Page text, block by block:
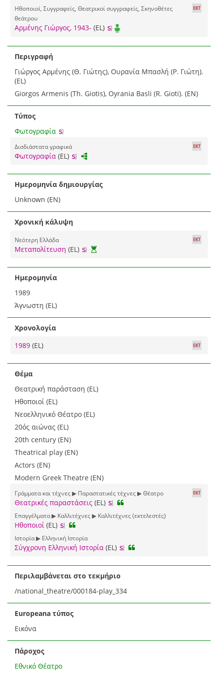
Ηθοποιοί, Συγγραφείς, Θεατρικοί συγγραφείς, Σκηνοθέτες
θεάτρου
Αρμένης Γιώργος, 1943- (EL)
Περιγραφή
Γιώργος Αρμένης (Θ. Γιώτης), Ουρανία Μπασλή (Ρ. Γιώτη).
(EL)
Giorgos Armenis (Th. Giotis), Oyrania Basli (R. Gioti). (EN)
Τύπος
Φωτογραφία
Δισδιάστατα γραφικά
Φωτογραφία (EL)
Ημερομηνία δημιουργίας
Unknown (EN)
Χρονική κάλυψη
Νεότερη Ελλάδα
Μεταπολίτευση (EL)
Ημερομηνία
1989
Άγνωστη (EL)
Χρονολογία
1989 (EL)
Θέμα
Θεατρική παράσταση (EL)
Ηθοποιοί (EL)
Νεοελληνικό Θέατρο (EL)
20ός αιώνας (EL)
20th century (EN)
Theatrical play (EN)
Actors (EN)
Modern Greek Theatre (EN)
Γράμματα και τέχνες ▶ Παραστατικές τέχνες ▶ Θέατρο
Θεατρικές παραστάσεις (EL)
Επαγγέλματα ▶ Καλλιτέχνες ▶ Καλλιτέχνες (εκτελεστές)
Ηθοποιοί (EL)
Ιστορία ▶ Ελληνική Ιστορία
Σύγχρονη Ελληνική Ιστορία (EL)
Περιλαμβάνεται στο τεκμήριο
/national_theatre/000184-play_334
Europeana τύπος
Εικόνα
Πάροχος
Εθνικό Θέατρο